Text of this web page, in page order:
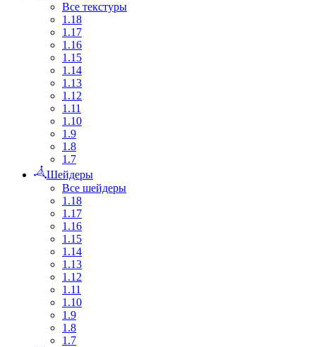
Все текстуры
1.18
1.17
1.16
1.15
1.14
1.13
1.12
1.11
1.10
1.9
1.8
1.7
Шейдеры
Все шейдеры
1.18
1.17
1.16
1.15
1.14
1.13
1.12
1.11
1.10
1.9
1.8
1.7